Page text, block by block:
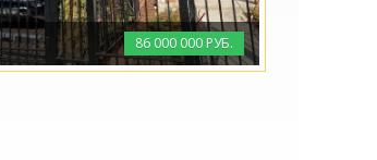
86 000 000 РУБ.